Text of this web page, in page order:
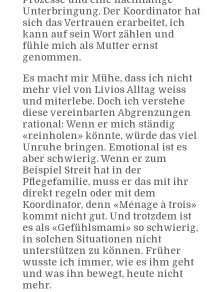
Unterbringung. Der Koordinator hat
sich das Vertrauen erarbeitet, ich
kann auf sein Wort zählen und
fühle mich als Mutter ernst
genommen.
Es macht mir Mühe, dass ich nicht
mehr viel von Livios Alltag weiss
und miterlebe. Doch ich verstehe
diese vereinbarten Abgrenzungen
rational: Wenn er mich ständig
«reinholen» könnte, würde das viel
Unruhe bringen. Emotional ist es
aber schwierig. Wenn er zum
Beispiel Streit hat in der
Pflegefamilie, muss er das mit ihr
direkt regeln oder mit dem
Koordinator, denn «Ménage à trois»
kommt nicht gut. Und trotzdem ist
es als «Gefühlsmami» so schwierig,
in solchen Situationen nicht
unterstützen zu können. Früher
wusste ich immer, wie es ihm geht
und was ihn bewegt, heute nicht
mehr.